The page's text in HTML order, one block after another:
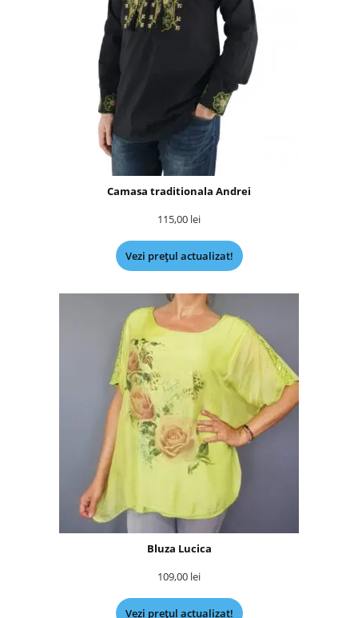
Camasa traditionala Andrei
115,00 lei
Vezi prețul actualizat!
Bluza Lucica
109,00 lei
Vezi prețul actualizat!